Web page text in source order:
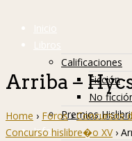
Inicio
Libros
Calificaciones
Ficción
No
Premios
Info
Arriba –
Home › Foros › Concursos
Concurso hislibre�o XV ›